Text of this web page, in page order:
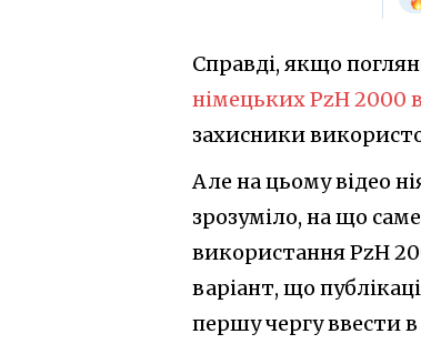
Справді, якщо
німецьких PzH 2000
захисники
Але на цьому відео
зрозуміло, на що
використання PzH
варіант, що
першу чергу ввести